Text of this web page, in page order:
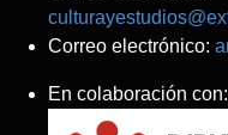
Correo electrónico:
En colaboración con: